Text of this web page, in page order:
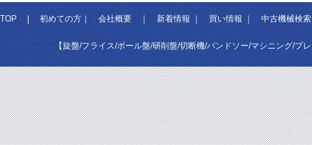
TOP|初めての方｜会社概要｜新着情報｜買い情報｜中古機械検索
【旋盤/フライス/ボール盤/研削盤/切断機/バンドソー/マシニング/プ